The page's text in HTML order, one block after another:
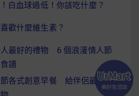
白血球過低！你該吃什麼？
歡什麼維生素？
最好的禮物 6 個浪漫情人節
譜
各式創意早餐 給伴侶最驚喜